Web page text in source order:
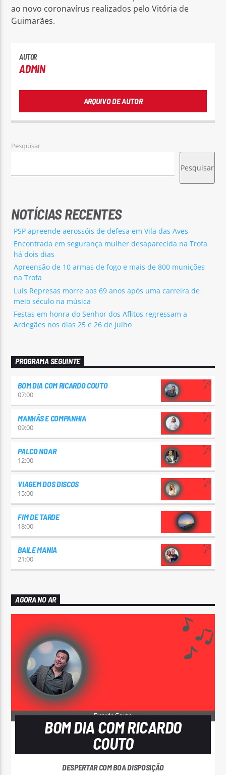
ao novo coronavírus realizados pelo Vitória de
Guimarães.
AUTOR
ADMIN
ARQUIVO DE AUTOR
Pesquisar
Pesquisar
NOTÍCIAS RECENTES
PSP apreende aerossóis de defesa em Vila das Aves
Encontrada em segurança mulher desaparecida na Trofa
há dois dias
Apreensão de 10 armas de fogo e mais de 800 munições
na Trofa
Luís Represas morre aos 69 anos após uma carreira de
meio século na música
Festas em honra do Senhor dos Aflitos regressam a
Ardegães nos dias 25 e 26 de julho
PROGRAMA SEGUINTE
BOM DIA COM RICARDO COUTO
07:00
MANHÃS E COMPANHIA
09:00
PALCO NOAR
12:00
VIAGEM DOS DISCOS
15:00
FIM DE TARDE
18:00
BAILE MANIA
21:00
AGORA NO AR
BOM DIA COM RICARDO
COUTO
DESPERTAR COM BOA DISPOSIÇÃO